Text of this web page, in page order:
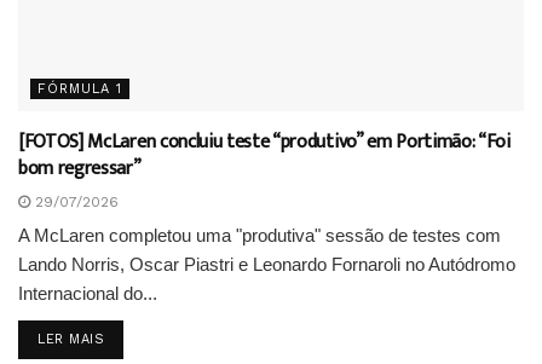
FÓRMULA 1
[FOTOS] McLaren concluiu teste “produtivo” em Portimão: “Foi
bom regressar”
29/07/2026
A McLaren completou uma "produtiva" sessão de testes com
Lando Norris, Oscar Piastri e Leonardo Fornaroli no Autódromo
Internacional do...
LER MAIS